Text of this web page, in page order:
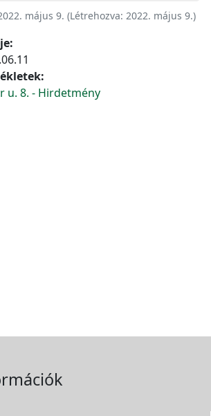
május 9. (Létrehozva: 2022. május 9.)
u. 8. - Hirdetmény